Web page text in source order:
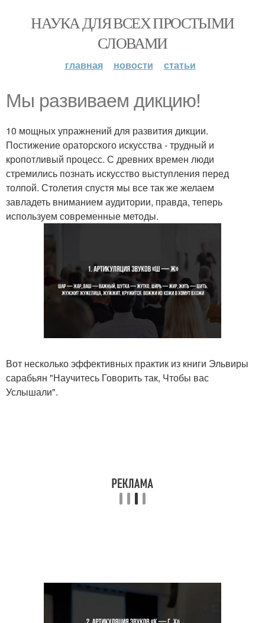
НАУКА ДЛЯ ВСЕХ ПРОСТЫМИ
СЛОВАМИ
главная новости статьи
Мы развиваем дикцию!
10 мощных упражнений для развития дикции.
Постижение ораторского искусства - трудный и
кропотливый процесс. С древних времен люди
стремились познать искусство выступления перед
толпой. Столетия спустя мы все так же желаем
завладеть вниманием аудитории, правда, теперь
используем современные методы.
Вот несколько эффективных практик из книги Эльвиры
сарабьян "Научитесь Говорить так, Чтобы вас
Услышали".